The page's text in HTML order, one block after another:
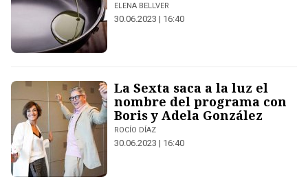
ELENA BELLVER
30.06.2023 | 16:40
La Sexta saca a la luz el
nombre del programa con
Boris y Adela González
ROCÍO DÍAZ
30.06.2023 | 16:40